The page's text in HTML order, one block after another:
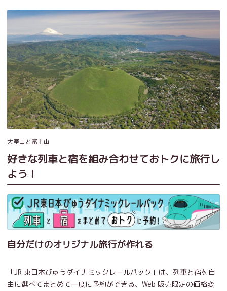
大室山と富士山
好きな列車と宿を組み合わせておトクに旅行し
よう！
自分だけのオリジナル旅行が作れる
「JR 東日本びゅうダイナミックレールパック」は、列車と宿を自
由に選べてまとめて一度に予約ができる、Web 販売限定の価格変